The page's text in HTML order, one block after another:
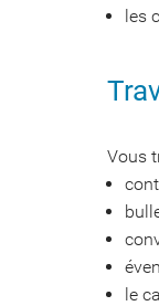
les
Vous
le